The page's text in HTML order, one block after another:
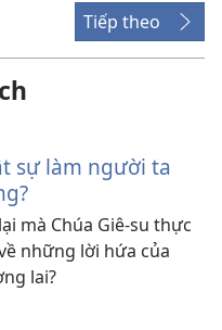
Tiếp theo
sự làm người ta
mà Chúa Giê-su thực
những lời hứa của
lai?